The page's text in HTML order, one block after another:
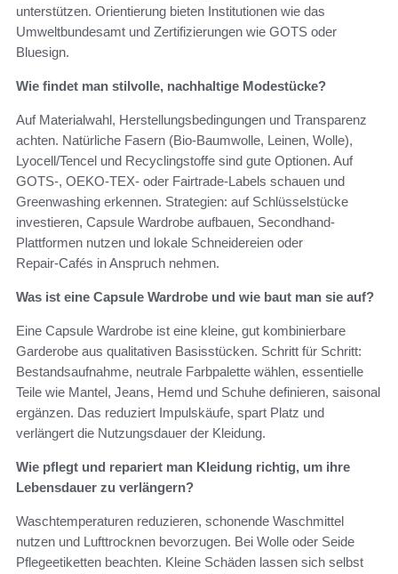
unterstützen. Orientierung bieten Institutionen wie das
Umweltbundesamt und Zertifizierungen wie GOTS oder
Bluesign.
Wie findet man stilvolle, nachhaltige Modestücke?
Auf Materialwahl, Herstellungsbedingungen und Transparenz
achten. Natürliche Fasern (Bio-Baumwolle, Leinen, Wolle),
Lyocell/Tencel und Recyclingstoffe sind gute Optionen. Auf
GOTS-, OEKO-TEX- oder Fairtrade-Labels schauen und
Greenwashing erkennen. Strategien: auf Schlüsselstücke
investieren, Capsule Wardrobe aufbauen, Secondhand-
Plattformen nutzen und lokale Schneidereien oder
Repair‑Cafés in Anspruch nehmen.
Was ist eine Capsule Wardrobe und wie baut man sie auf?
Eine Capsule Wardrobe ist eine kleine, gut kombinierbare
Garderobe aus qualitativen Basisstücken. Schritt für Schritt:
Bestandsaufnahme, neutrale Farbpalette wählen, essentielle
Teile wie Mantel, Jeans, Hemd und Schuhe definieren, saisonal
ergänzen. Das reduziert Impulskäufe, spart Platz und
verlängert die Nutzungsdauer der Kleidung.
Wie pflegt und repariert man Kleidung richtig, um ihre
Lebensdauer zu verlängern?
Waschtemperaturen reduzieren, schonende Waschmittel
nutzen und Lufttrocknen bevorzugen. Bei Wolle oder Seide
Pflegeetiketten beachten. Kleine Schäden lassen sich selbst